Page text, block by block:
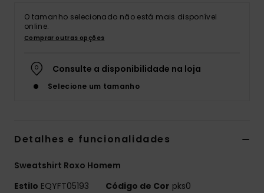
O tamanho selecionado não está mais disponível
online.
Comprar outras opções
Consulte a disponibilidade na loja
Selecione um tamanho
Detalhes e funcionalidades
Sweatshirt Roxo Homem
Estilo EQYFT05193 Código de Cor pks0